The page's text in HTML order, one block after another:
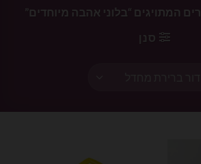
המתויגים “בלוני אהבה מיוחדים”
סנן